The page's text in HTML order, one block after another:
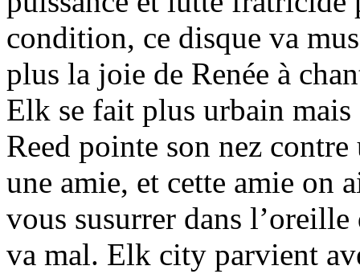
condition, ce disque va
plus la joie de Renée à
Elk se fait plus urbain mais
Reed pointe son nez contre
une amie, et cette amie on
vous susurrer dans
va mal. Elk city parvient